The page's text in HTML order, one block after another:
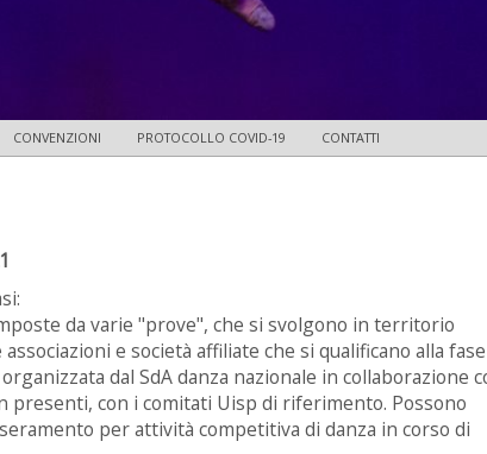
CONVENZIONI PROTOCOLLO COVID-19 CONTATTI
da varie "prove", che si svolgono in territorio
e società affiliate che si qualificano alla fase
dal SdA danza nazionale in collaborazione
presenti, con i comitati Uisp di riferimento. Possono
per attività competitiva di danza in corso di